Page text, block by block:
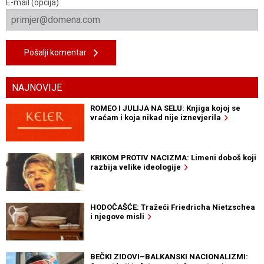
E-mail (opcija)
Pošalji komentar
NAJNOVIJE
ROMEO I JULIJA NA SELU: Knjiga kojoj se
vraćam i koja nikad nije iznevjerila
KRIKOM PROTIV NACIZMA: Limeni doboš koji
razbija velike ideologije
HODOČAŠĆE: Tražeći Friedricha Nietzschea
i njegove misli
BEČKI ZIDOVI–BALKANSKI NACIONALIZMI: